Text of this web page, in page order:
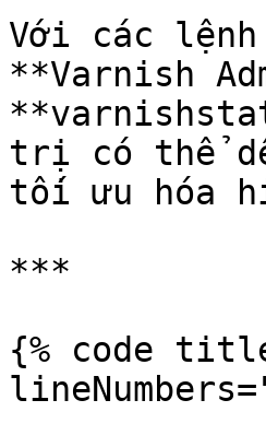
Với các lệnh
**Varnish
trị có thể
tối ưu hóa
***
{% code